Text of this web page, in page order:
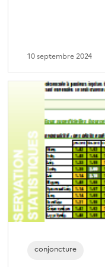
10 septembre 2024
conjoncture